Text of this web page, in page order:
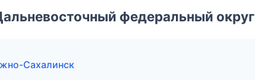
федеральный округ
Сахалинск